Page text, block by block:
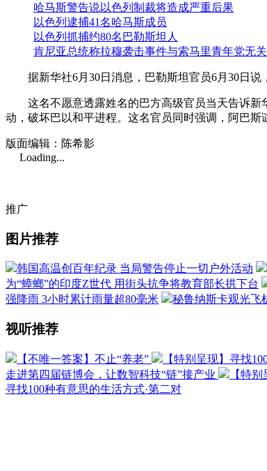
哈马斯警告说以色列制裁将造成严重后果
以色列逮捕41名哈马斯成员
以色列抓捕约80名巴勒斯坦人
肯尼亚总统称拉穆袭击事件与索马里青年党无关
据新华社6月30日消息，巴勒斯坦官员6月30日说
这名不愿意透露姓名的巴方高级官员当天告诉新
动，破坏巴以和平进程。这名官员同时强调，阿巴斯
版面编辑：陈希影
Loading...
推广
图片推荐
韩国高温创百年纪录 当局警告停止一切户外活动
为“蟑螂”的印度Z世代 用街头抗争将教育部长拱下台
强降雨 3小时累计雨量超80毫米
秘鲁纳斯卡观光飞
视听推荐
【不唯一答案】不止“养老” 【特别呈现】寻找
走进第四届链博会，让数智科技“链”接产业
【特
寻找100种有意思的生活方式·第二对